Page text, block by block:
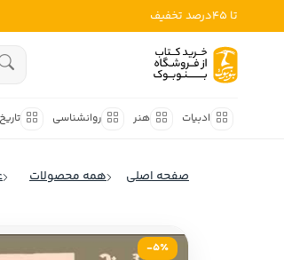
تا 45درصد تخفیف
ادبیات هنر روانشناسی
ادبیات ایران
ادبیات انگلیس
ادبیات
صفحه اصلی همه محصولات
5٪-